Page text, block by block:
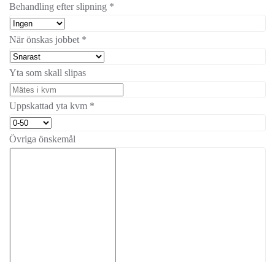
Behandling efter slipning *
När önskas jobbet *
Yta som skall slipas
Uppskattad yta kvm *
Övriga önskemål